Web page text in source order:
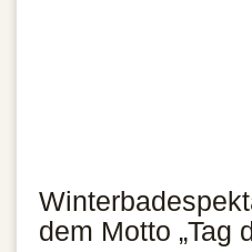
dem Motto „Tag